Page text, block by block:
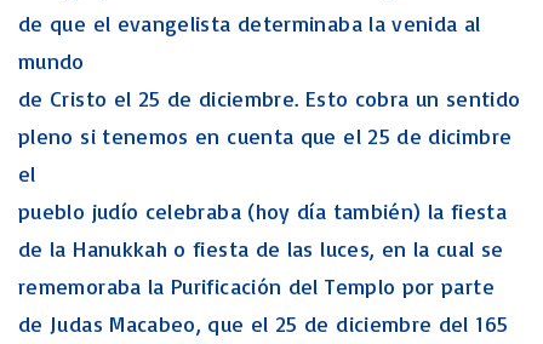
de que el evangelista determinaba la venida al
mundo
de Cristo el 25 de diciembre. Esto cobra un sentido
pleno si tenemos en cuenta que el 25 de dicimbre
el
pueblo judío celebraba (hoy día también) la fiesta
de la Hanukkah o fiesta de las luces, en la cual se
rememoraba la Purificación del Templo por parte
de Judas Macabeo, que el 25 de diciembre del 165